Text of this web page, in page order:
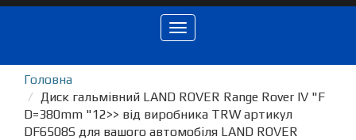
Toggle
Головна
Диск гальмівний LAND ROVER Range Rover IV "F
D=380mm "12>> від виробника TRW артикул
DF6508S для вашого автомобіля LAND ROVER